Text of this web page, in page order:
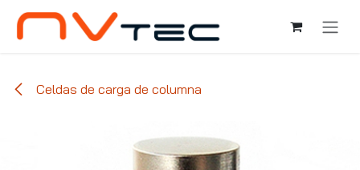
Ir al contenido
Celdas de carga de columna